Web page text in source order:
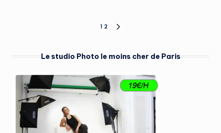
pagination
1 2
Le studio Photo le moins cher de Paris